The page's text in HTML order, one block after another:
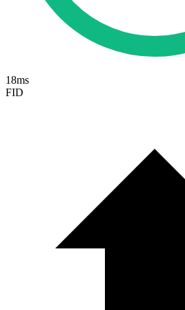
18ms
FID